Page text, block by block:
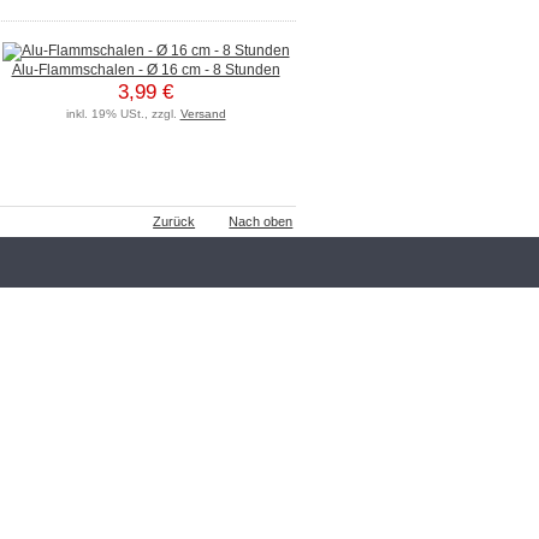
Alu-Flammschalen - Ø 16 cm - 8 Stunden
3,99 €
inkl. 19% USt., zzgl. Versand
Zurück Nach oben